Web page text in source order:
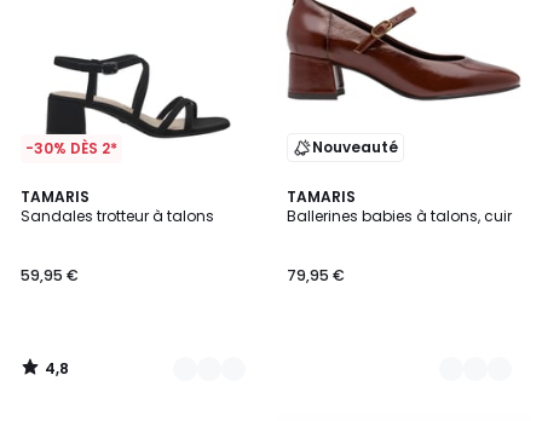
-30% DÈS 2*
TAMARIS
Sandales trotteur à talons
59,95 €
4,8
/ 5
2
Couleurs
4,8
/
Nouveauté
TAMARIS
Ballerines babies à talons, cuir
79,95 €
2
Couleurs